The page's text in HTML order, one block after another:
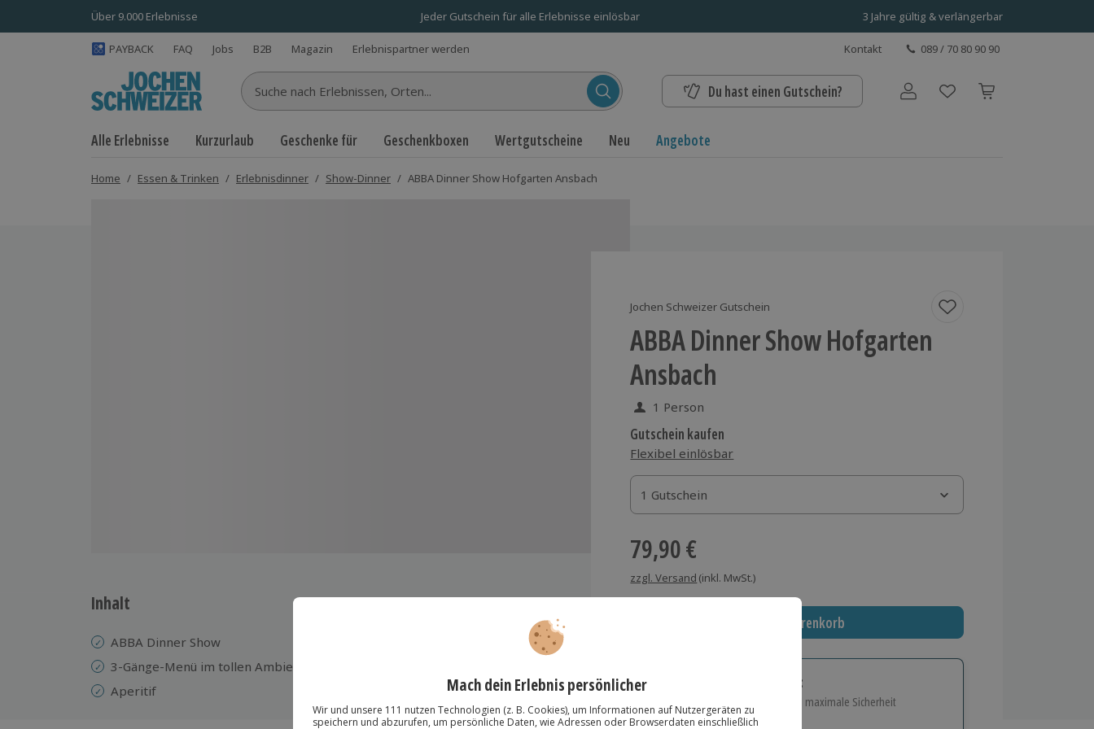
Über 9.000 Erlebnisse Jeder Gutschein für alle Erlebnisse einlösbar 3 Jahre gültig & verlängerbar
PAYBACK FAQ Jobs B2B Magazin Erlebnispartner werden Kontakt 089 / 70 80 90 90
Suche nach Erlebnissen... Du hast einen Gutschein? Benutzerkonto
Alle Erlebnisse Kurzurlaub Geschenke für Geschenkboxen Wertgutscheine Neu Angebote
Home / Essen & Trinken / Erlebnisdinner / Show-Dinner / ABBA Dinner Show Hofgarten Ansbach
Jochen Schweizer Gutschein
ABBA Dinner Show Hofgarten
Ansbach
1 Person
Gutschein kaufen
Flexibel einlösbar
1 Gutschein
1 Gutschein
1 Gutschein
79,90 €
zzgl. Versand (inkl. MwSt.)
In den Warenkorb
Immer das richtige Geschenk:
Große Auswahl, volle Flexibilität und maximale Sicherheit
Inhalt
ABBA Dinner Show
3-Gänge-Menü im tollen Ambiente
Aperitif